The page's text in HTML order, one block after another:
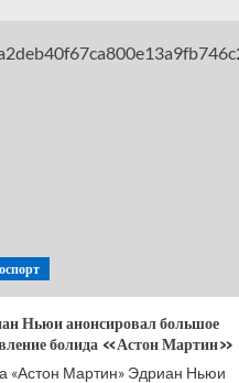
Краснодаре
Ньюи анонсировал большое
болида «Астон Мартин»
«Астон Мартин» Эдриан Ньюи